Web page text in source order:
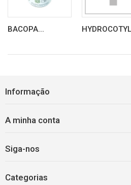
BACOPA...
Informação
A minha conta
Siga-nos
Categorias